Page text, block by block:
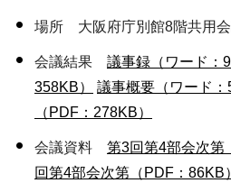
場所 大阪府庁別館8階共用
会議結果 議事録（ワード：
358KB）
議事概要（ワード：
（PDF：278KB）
会議資料 第3回第4部会次第
回第4部会次第（PDF：86KB）